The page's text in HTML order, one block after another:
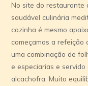
No site do restaurante
saudável culinária
cozinha é mesmo
começamos a refeição
uma combinação de
e especiarias e servido
alcachofra. Muito